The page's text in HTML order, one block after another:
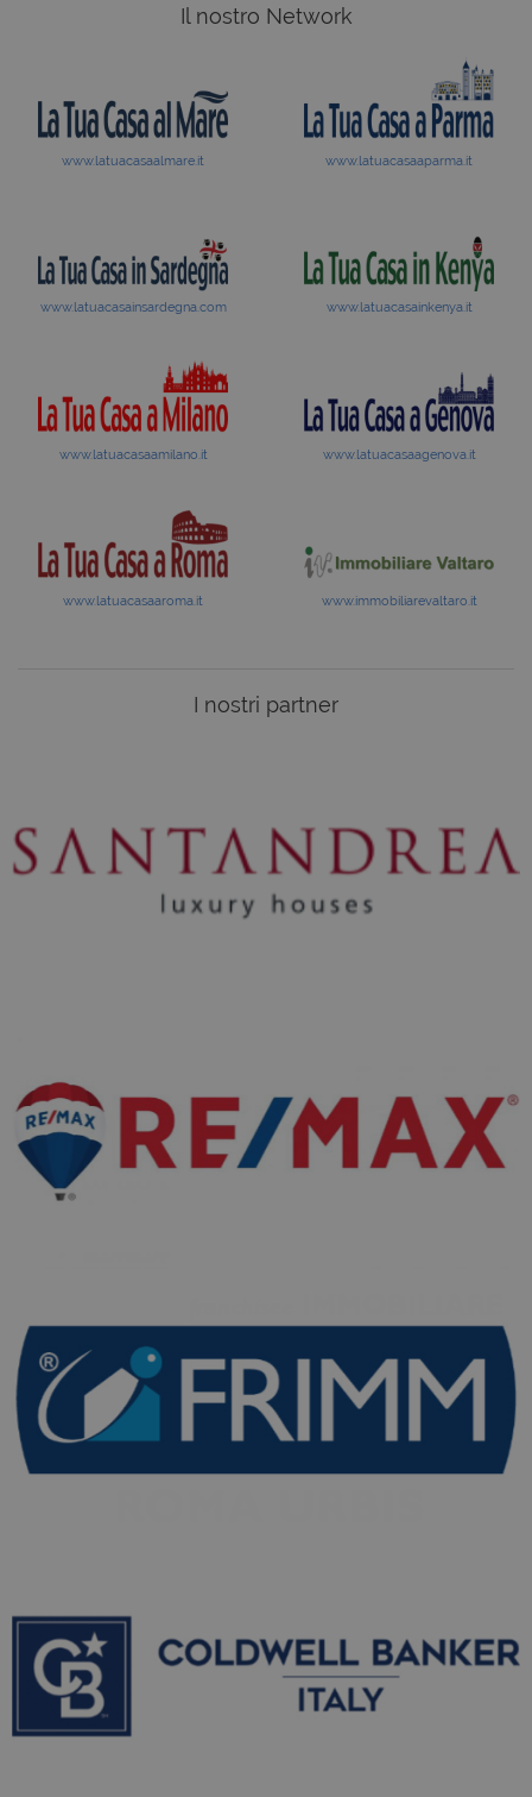
Il nostro Network
www.latuacasaalmare.it www.latuacasaaparma.it
www.latuacasainsardegna.com www.latuacasainkenya.it
www.latuacasaamilano.it www.latuacasaagenova.it
www.latuacasaaroma.it www.immobiliarevaltaro.it
I nostri partner